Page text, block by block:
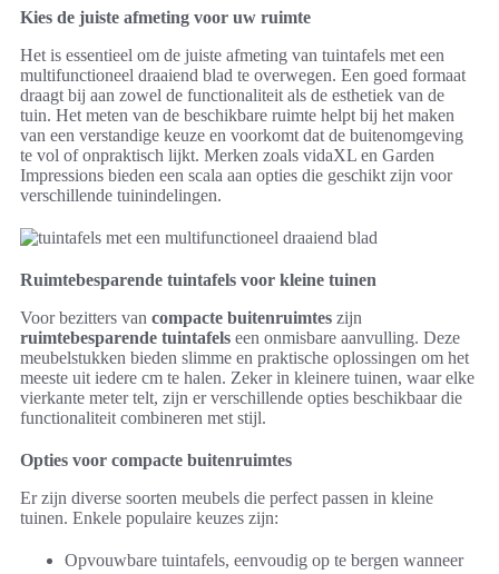
Kies de juiste afmeting voor uw ruimte
Het is essentieel om de juiste afmeting van tuintafels met een
multifunctioneel draaiend blad te overwegen. Een goed formaat
draagt bij aan zowel de functionaliteit als de esthetiek van de
tuin. Het meten van de beschikbare ruimte helpt bij het maken
van een verstandige keuze en voorkomt dat de buitenomgeving
te vol of onpraktisch lijkt. Merken zoals vidaXL en Garden
Impressions bieden een scala aan opties die geschikt zijn voor
verschillende tuinindelingen.
Ruimtebesparende tuintafels voor kleine tuinen
Voor bezitters van compacte buitenruimtes zijn
ruimtebesparende tuintafels een onmisbare aanvulling. Deze
meubelstukken bieden slimme en praktische oplossingen om het
meeste uit iedere cm te halen. Zeker in kleinere tuinen, waar elke
vierkante meter telt, zijn er verschillende opties beschikbaar die
functionaliteit combineren met stijl.
Opties voor compacte buitenruimtes
Er zijn diverse soorten meubels die perfect passen in kleine
tuinen. Enkele populaire keuzes zijn:
Opvouwbare tuintafels, eenvoudig op te bergen wanneer